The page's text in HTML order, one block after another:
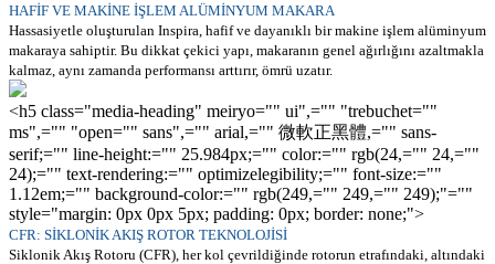
HAFİF VE MAKİNE İŞLEM ALÜMİNYUM MAKARA
Hassasiyetle oluşturulan Inspira, hafif ve dayanıklı bir makine işlem alüminyum
makaraya sahiptir. Bu dikkat çekici yapı, makaranın genel ağırlığını azaltmakla
kalmaz, aynı zamanda performansı arttırır, ömrü uzatır.
<h5 class="media-heading" meiryo="" ui",="" "trebuchet=""
ms",="" "open="" sans",="" arial,="" 微軟正黑體,="" sans-
serif;="" line-height:="" 25.984px;="" color:="" rgb(24,="" 24,=""
24);="" text-rendering:="" optimizelegibility;="" font-size:=""
1.12em;="" background-color:="" rgb(249,="" 249,="" 249);"=""
style="margin: 0px 0px 5px; padding: 0px; border: none;">
CFR: SİKLONİK AKIŞ ROTOR TEKNOLOJİSİ
Siklonik Akış Rotoru (CFR), her kol çevrildiğinde rotorun etrafındaki, altındaki